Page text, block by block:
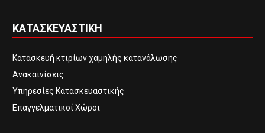
ΚΑΤΑΣΚΕΥΑΣΤΙΚΗ
Κατασκευή κτιρίων χαμηλής κατανάλωσης
Ανακαινίσεις
Υπηρεσίες Κατασκευαστικής
Επαγγελματικοί Χώροι